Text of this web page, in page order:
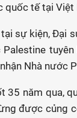
quốc tế tại Việt
sự kiện, Đại
Palestine
Nhà nước
35 năm qua,
được củng